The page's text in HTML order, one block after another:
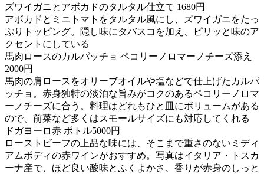
ズワイガニとアボカドのタルタル仕立て 1680円
アボカドとミニトマトをタルタル風にし、ズワイガニをたっ
ぷりトッピング。隠し味にタバスコを加え、ピリッと味のア
クセントにしている
馬肉ロースのカルパッチョ ペコリーノロマーノチーズ添え
2000円
馬肉の肩ロースをオリーブオイルや塩などで仕上げたカルパ
ッチョ。赤身独特の淡泊な旨みがコクのあるペコリーノロマ
ーノチーズに合う。料理はどれもひと皿にボリュームがある
ので、前菜など多くはスモールサイズにも対応してくれる
ドガヨーロ赤 ボトル5000円
ローストビーフの上品な味には、そこまで重さのないミディ
アムボディの赤ワインがおすすめ。写真はイタリア・トスカ
ーナ産で、ほど良い酸味とふくよかさ、香りが赤身のしっと